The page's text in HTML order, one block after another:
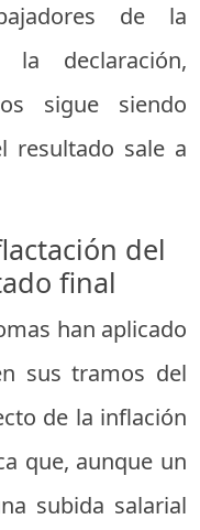
de la
la declaración,
sigue siendo
resultado sale a
del
final
han aplicado
sus tramos del
de la inflación
que, aunque un
subida salarial